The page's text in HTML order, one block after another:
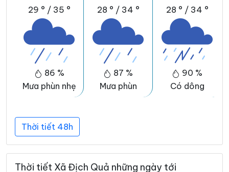
29 ° / 35 °
86 %
Mưa phùn nhẹ
28 ° / 34 °
87 %
Mưa phùn
28 ° / 34 °
90 %
Có dông
Thời tiết 48h
Thời tiết Xã Địch Quả những ngày tới